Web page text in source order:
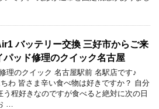
バッテリー交換 三好市からご来
パッド修理のクイック名古屋
理のクイック 名古屋駅前 名駅店です♪
わ 皆さま辛い食べ物は好きですか？ 自分
う程好きなのですが食べると絶対に次の日
…